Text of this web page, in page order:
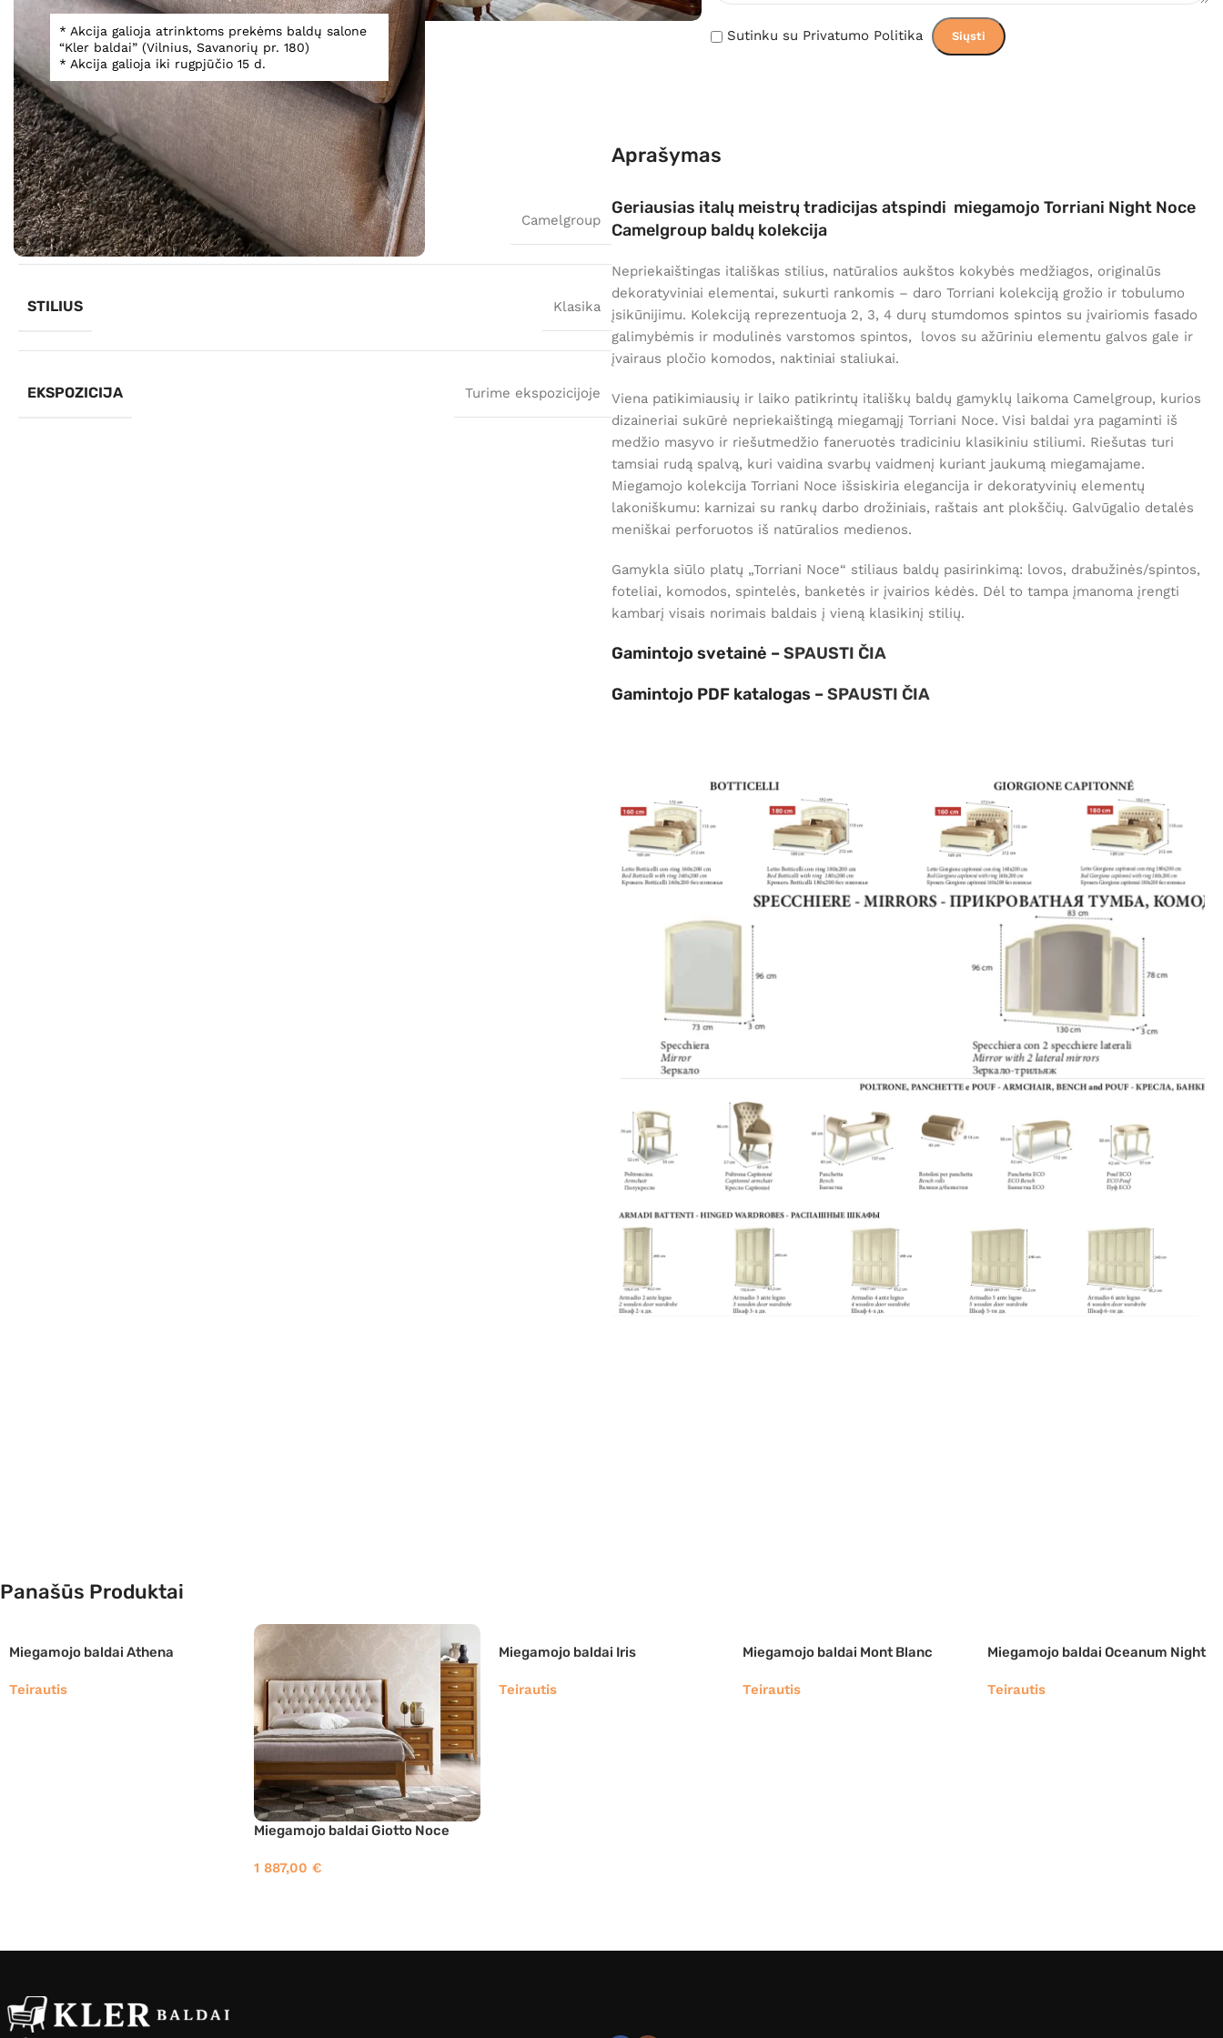
* Akcija galioja atrinktoms prekėms baldų salone
“Kler baldai” (Vilnius, Savanorių pr. 180)
* Akcija galioja iki rugpjūčio 15 d.
Sutinku su Privatumo Politika
Informacija
GAMINTOJAS Camelgroup
STILIUS Klasika
EKSPOZICIJA Turime ekspozicijoje
Aprašymas
Geriausias italų meistrų tradicijas atspindi miegamojo Torriani Night Noce
Camelgroup baldų kolekcija
Nepriekaištingas itališkas stilius, natūralios aukštos kokybės medžiagos, originalūs
dekoratyviniai elementai, sukurti rankomis – daro Torriani kolekciją grožio ir tobulumo
įsikūnijimu. Kolekciją reprezentuoja 2, 3, 4 durų stumdomos spintos su įvairiomis fasado
galimybėmis ir modulinės varstomos spintos, lovos su ažūriniu elementu galvos gale ir
įvairaus pločio komodos, naktiniai staliukai.
Viena patikimiausių ir laiko patikrintų itališkų baldų gamyklų laikoma Camelgroup, kurios
dizaineriai sukūrė nepriekaištingą miegamąjį Torriani Noce. Visi baldai yra pagaminti iš
medžio masyvo ir riešutmedžio faneruotės tradiciniu klasikiniu stiliumi. Riešutas turi
tamsiai rudą spalvą, kuri vaidina svarbų vaidmenį kuriant jaukumą miegamajame.
Miegamojo kolekcija Torriani Noce išsiskiria elegancija ir dekoratyvinių elementų
lakoniškumu: karnizai su rankų darbo drožiniais, raštais ant plokščių. Galvūgalio detalės
meniškai perforuotos iš natūralios medienos.
Gamykla siūlo platų „Torriani Noce“ stiliaus baldų pasirinkimą: lovos, drabužinės/spintos,
foteliai, komodos, spintelės, banketės ir įvairios kėdės. Dėl to tampa įmanoma įrengti
kambarį visais norimais baldais į vieną klasikinį stilių.
Gamintojo svetainė –SPAUSTI ČIA
Gamintojo PDF katalogas –SPAUSTI ČIA
Panašūs Produktai
Miegamojo baldai Athena
Teirautis
Miegamojo baldai Giotto Noce
1 887,00 €
Miegamojo baldai Iris
Teirautis
Miegamojo baldai Mont Blanc
Teirautis
Miegamojo baldai Oceanum Night
Teirautis